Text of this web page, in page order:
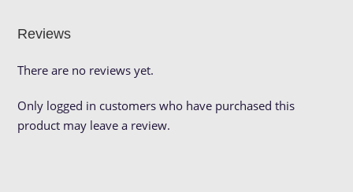
Reviews
There are no reviews yet.
Only logged in customers who have purchased this
product may leave a review.